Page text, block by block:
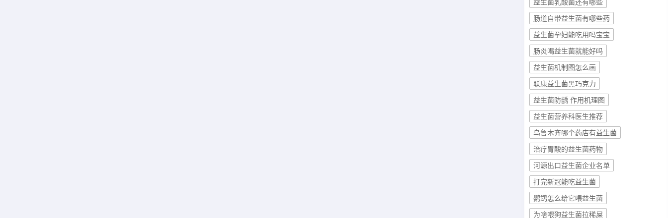
益生菌乳酸菌还有哪些
肠道自带益生菌有哪些药
益生菌孕妇能吃用吗宝宝
肠炎喝益生菌就能好吗
益生菌机制图怎么画
联康益生菌黑巧克力
益生菌防龋 作用机理图
益生菌营养科医生推荐
乌鲁木齐哪个药店有益生菌
治疗胃酸的益生菌药物
河源出口益生菌企业名单
打完新冠能吃益生菌
鹦鹉怎么给它喂益生菌
为啥喂狗益生菌拉稀屎